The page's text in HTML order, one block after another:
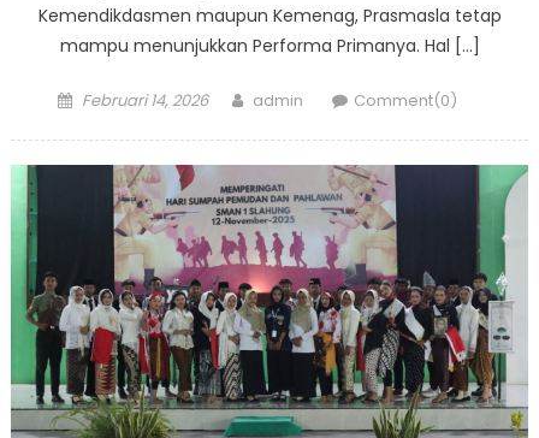
Kemendikdasmen maupun Kemenag, Prasmasla tetap
mampu menunjukkan Performa Primanya. Hal […]
Posted
Februari 14, 2026 Author
admin Comment(0)